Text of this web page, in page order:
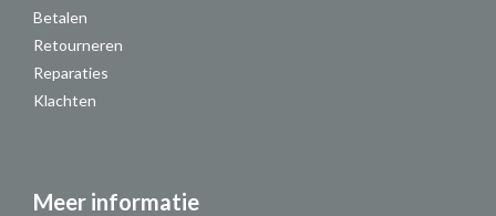
Betalen
Retourneren
Reparaties
Klachten
Meer informatie